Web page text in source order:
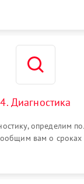
4. Диагностика
определим
вам о сроках